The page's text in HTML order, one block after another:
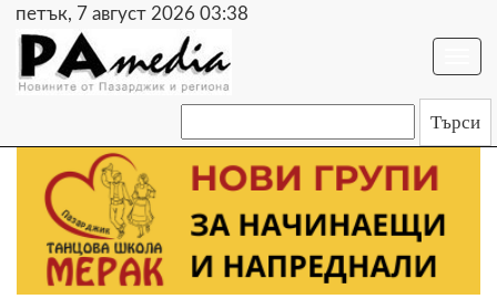
петък, 7 август 2026 03:38